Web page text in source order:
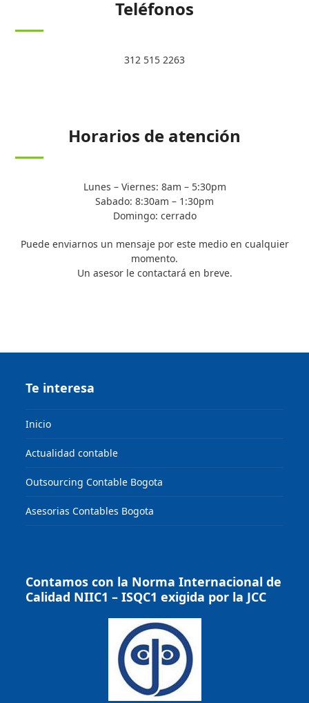
Teléfonos
312 515 2263
Horarios de atención
Lunes – Viernes: 8am – 5:30pm
Sabado: 8:30am – 1:30pm
Domingo: cerrado
Puede enviarnos un mensaje por este medio en cualquier
momento.
Un asesor le contactará en breve.
Te interesa
Inicio
Actualidad contable
Outsourcing Contable Bogota
Asesorias Contables Bogota
Contamos con la Norma Internacional de
Calidad NIIC1 – ISQC1 exigida por la JCC